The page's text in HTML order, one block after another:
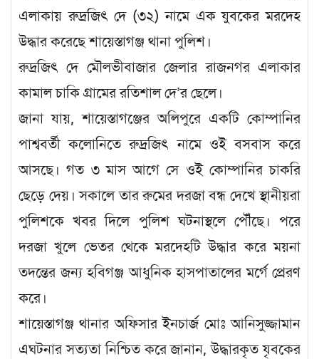
এলাকায় রুদ্রজিৎ দে (৩২) নামে এক যুবকের মরদেহ
উদ্ধার করেছে শায়েস্তাগঞ্জ থানা পুলিশ।
রুদ্রজিৎ দে মৌলভীবাজার জেলার রাজনগর এলাকার
কামাল চাকি গ্রামের রতিশাল দে’র ছেলে।
জানা যায়, শায়েস্তাগঞ্জের অলিপুরে একটি কোম্পানির
পাশ্ববর্তী কলোনিতে রুদ্রজিৎ নামে ওই বসবাস করে
আসছে। গত ৩ মাস আগে সে ওই কোম্পানির চাকরি
ছেড়ে দেয়। সকালে তার রুমের দরজা বন্ধ দেখে স্থানীয়রা
পুলিশকে খবর দিলে পুলিশ ঘটনাস্থলে পৌঁছে। পরে
দরজা খুলে ভেতর থেকে মরদেহটি উদ্ধার করে ময়না
তদন্তের জন্য হবিগঞ্জ আধুনিক হাসপাতালের মর্গে প্রেরণ
করে।
শায়েস্তাগঞ্জ থানার অফিসার ইনচার্জ মোঃ আনিসুজ্জামান
এঘটনার সত্যতা নিশ্চিত করে জানান, উদ্ধারকৃত যৃবকের